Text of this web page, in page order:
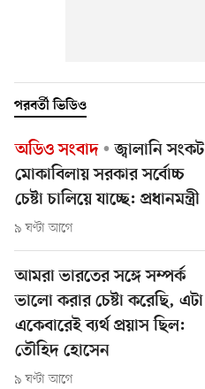
পরবর্তী ভিডিও
অডিও সংবাদ
জ্বালানি সংকট
মোকাবিলায় সরকার সর্বোচ্চ
চেষ্টা চালিয়ে যাচ্ছে: প্রধানমন্ত্রী
৯ ঘণ্টা আগে
আমরা ভারতের সঙ্গে সম্পর্ক
ভালো করার চেষ্টা করেছি, এটা
একেবারেই ব্যর্থ প্রয়াস ছিল:
তৌহিদ হোসেন
৯ ঘণ্টা আগে